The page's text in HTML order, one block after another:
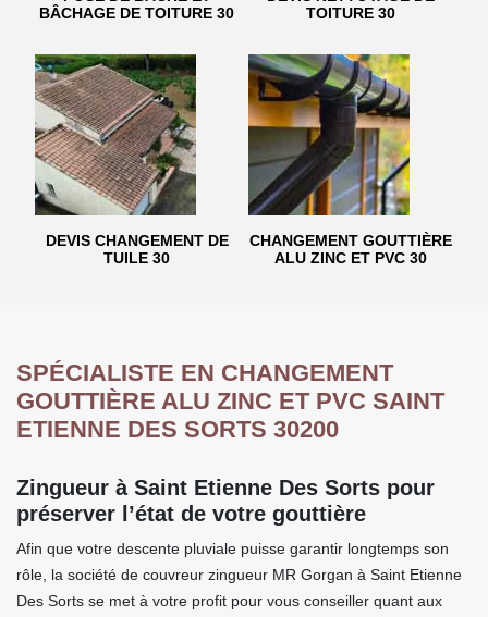
BÂCHAGE DE TOITURE 30
TOITURE 30
DEVIS CHANGEMENT DE
TUILE 30
CHANGEMENT GOUTTIÈRE
ALU ZINC ET PVC 30
SPÉCIALISTE EN CHANGEMENT
GOUTTIÈRE ALU ZINC ET PVC SAINT
ETIENNE DES SORTS 30200
Zingueur à Saint Etienne Des Sorts pour
préserver l’état de votre gouttière
Afin que votre descente pluviale puisse garantir longtemps son
rôle, la société de couvreur zingueur MR Gorgan à Saint Etienne
Des Sorts se met à votre profit pour vous conseiller quant aux